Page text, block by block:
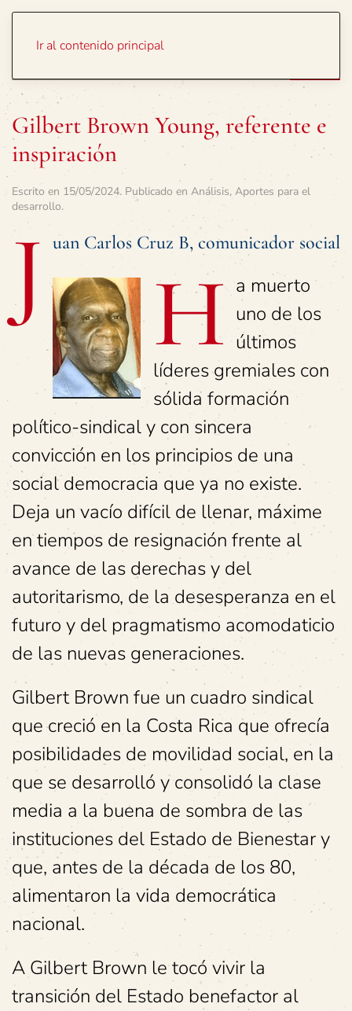
Ir al contenido principal
Gilbert Brown Young, referente e
inspiración
Escrito en 15/05/2024. Publicado en Análisis, Aportes para el
desarrollo.
J uan Carlos Cruz B, comunicador social
H a muerto
uno de los
últimos
líderes gremiales con
sólida formación
político-sindical y con sincera
convicción en los principios de una
social democracia que ya no existe.
Deja un vacío difícil de llenar, máxime
en tiempos de resignación frente al
avance de las derechas y del
autoritarismo, de la desesperanza en el
futuro y del pragmatismo acomodaticio
de las nuevas generaciones.
Gilbert Brown fue un cuadro sindical
que creció en la Costa Rica que ofrecía
posibilidades de movilidad social, en la
que se desarrolló y consolidó la clase
media a la buena de sombra de las
instituciones del Estado de Bienestar y
que, antes de la década de los 80,
alimentaron la vida democrática
nacional.
A Gilbert Brown le tocó vivir la
transición del Estado benefactor al